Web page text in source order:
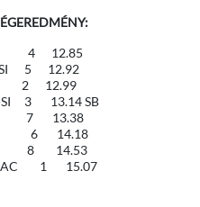
4 12.85
5 12.92
2 12.99
3 13.14 SB
7 13.38
6 14.18
8 14.53
ZAC 1 15.07